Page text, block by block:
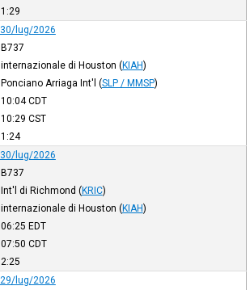
1:29
30/lug/2026
B737
internazionale di Houston (KIAH)
Ponciano Arriaga Int'l (SLP / MMSP)
10:04CDT
10:29 CST
1:24
30/lug/2026
B737
Int'l di Richmond (KRIC)
internazionale di Houston (KIAH)
06:25 EDT
07:50 CDT
2:25
29/lug/2026